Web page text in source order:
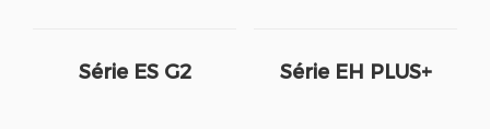
Série ES G2 Série EH PLUS+